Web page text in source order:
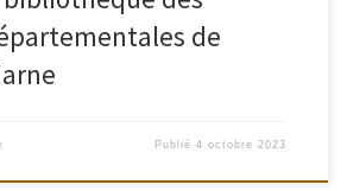
de
Publié4 octobre 2023